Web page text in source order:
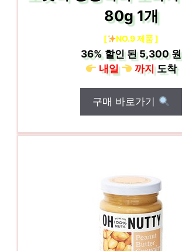
80g 1개
[ NO.9 제품 ]
36%할인 된5,300 원
내일
까지도착
구매 바로가기